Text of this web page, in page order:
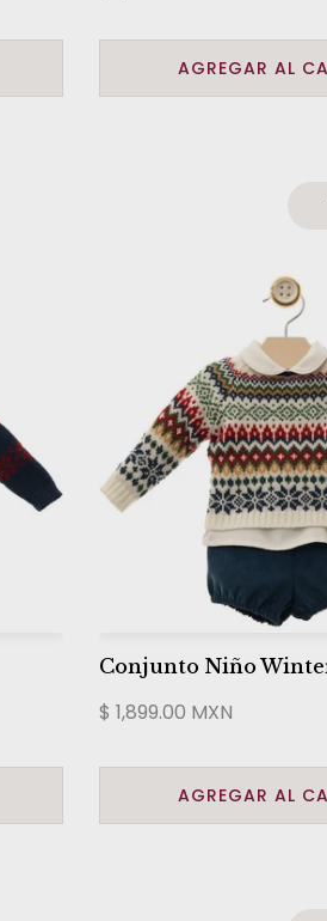
AGREGAR AL
Conjunto Niño
$ 1,899.00 MXN
AGREGAR AL